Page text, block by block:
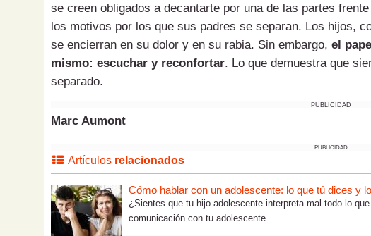
se creen obligados a decantarte por una de las partes
los motivos por los que sus padres se separan. Los hijos,
se encierran en su dolor y en su rabia. Sin embargo, el
mismo: escuchar y reconfortar. Lo que demuestra que
separado.
PUBLICIDAD
Marc Aumont
PUBLICIDAD
Artículos relacionados
Cómo hablar con un adolescente: lo que tú dices y
¿Sientes que tu hijo adolescente interpreta mal todo lo
comunicación con tu adolescente.